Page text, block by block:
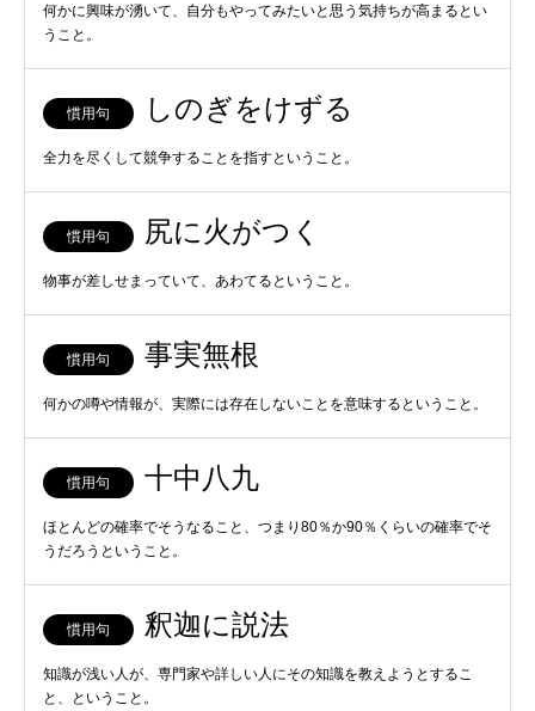
何かに興味が湧いて、自分もやってみたいと思う気持ちが高まるとい
うこと。
慣用句 しのぎをけずる
全力を尽くして競争することを指すということ。
慣用句 尻に火がつく
物事が差しせまっていて、あわてるということ。
慣用句 事実無根
何かの噂や情報が、実際には存在しないことを意味するということ。
慣用句 十中八九
ほとんどの確率でそうなること、つまり80％か90％くらいの確率でそ
うだろうということ。
慣用句 釈迦に説法
知識が浅い人が、専門家や詳しい人にその知識を教えようとするこ
と、ということ。